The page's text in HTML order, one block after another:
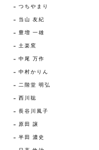
つちやまり
当山 友紀
豊増 一雄
土楽窯
中尾 万作
中村かりん
二階堂 明弘
西川聡
長谷川風子
原田 譲
半田 濃史